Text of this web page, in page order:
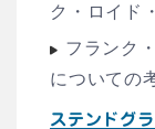
ク・ロイド
フランク
についての
ステンドグ